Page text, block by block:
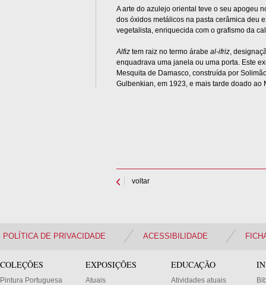
A arte do azulejo oriental teve o seu apogeu
dos óxidos metálicos na pasta cerâmica deu
vegetalista, enriquecida com o grafismo da
Alfiz tem raiz no termo árabe al-ifriz,
enquadrava uma janela ou uma porta. Este
Mesquita de Damasco, construída por
Gulbenkian, em 1923, e mais tarde doado
voltar
POLÍTICA DE PRIVACIDADE ACESSIBILIDADE
COLEÇÕES
Pintura Portuguesa
EXPOSIÇÕES
Atuais
EDUCAÇÃO
Atividades atuais